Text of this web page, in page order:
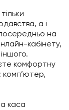
а і
на
кабінету,
комфортну
комп’ютер,
каса